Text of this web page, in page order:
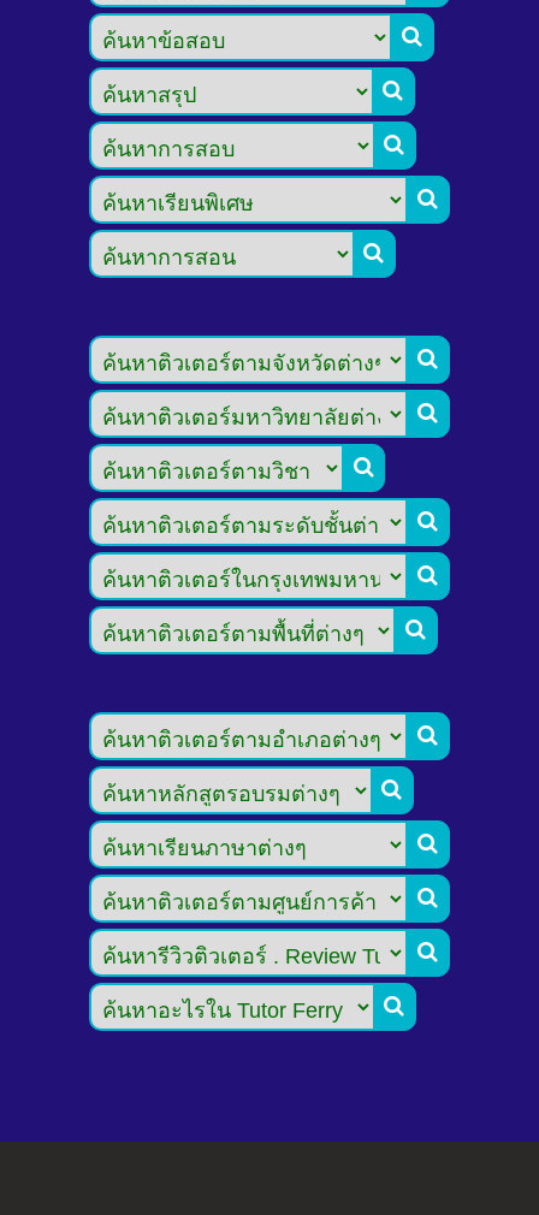
















